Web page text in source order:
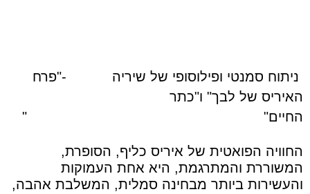
ניתוח סמנטי ופילוסופי של שיריה -"פרח
האיריס של לבך" ו"כתר
החיים"
"
החוויה הפואטית של איריס כליף, הסופרת,
המשוררת והמתרגמת, היא אחת העמוקות
והעשירות ביותר מבחינה סמלית, המשלבת אהבה,